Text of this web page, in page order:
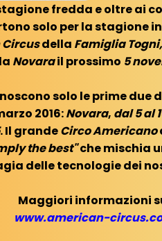
fredda e oltre ai
solo per la stagione
della Famiglia
Novarail prossimo 5
solo le prime due
2016:Novara, dal 5 al
. Il grandeCirco Americano
the best"che mischia
delle tecnologie dei
Maggiori informazioni
www.american-